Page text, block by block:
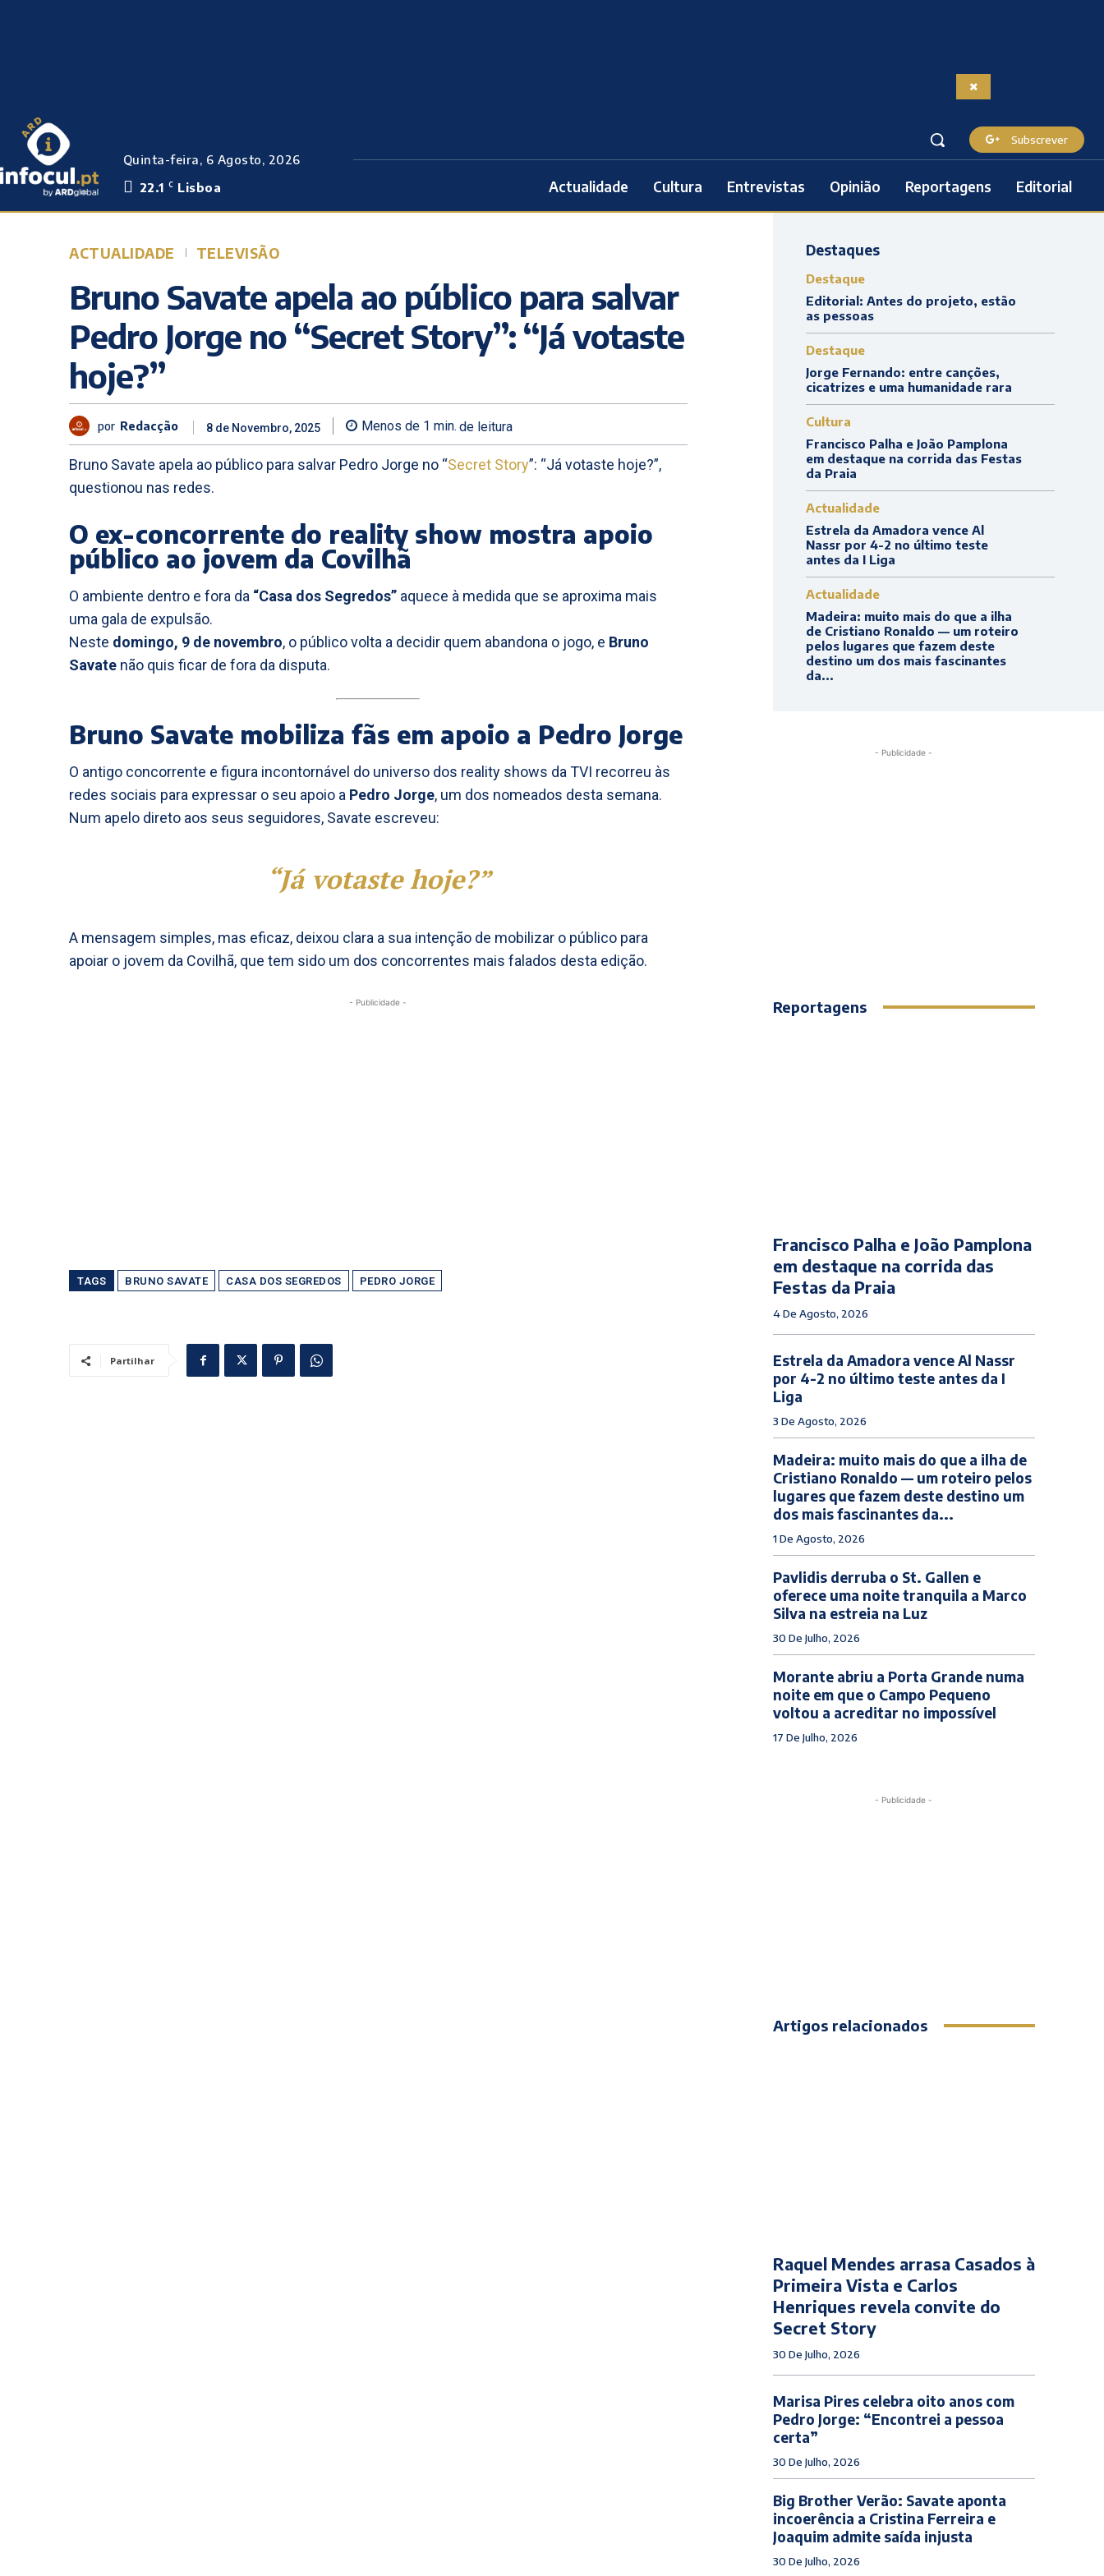
Quinta-feira, 6 Agosto, 2026
22.1 C Lisboa
Subscrever
Actualidade Cultura Entrevistas Opinião Reportagens Editorial
ACTUALIDADE TELEVISÃO
Bruno Savate apela ao público para salvar
Pedro Jorge no “Secret Story”: “Já votaste
hoje?”
por Redacção 8 de Novembro, 2025 Menos de 1 min. de leitura
Bruno Savate apela ao público para salvar Pedro Jorge no “Secret Story”: “Já votaste hoje?”,
questionou nas redes.
O ex-concorrente do reality show mostra apoio
público ao jovem da Covilhã
O ambiente dentro e fora da “Casa dos Segredos” aquece à medida que se aproxima mais
uma gala de expulsão.
Neste domingo, 9 de novembro, o público volta a decidir quem abandona o jogo, e Bruno
Savate não quis ficar de fora da disputa.
Bruno Savate mobiliza fãs em apoio a Pedro Jorge
O antigo concorrente e figura incontornável do universo dos reality shows da TVI recorreu às
redes sociais para expressar o seu apoio a Pedro Jorge, um dos nomeados desta semana.
Num apelo direto aos seus seguidores, Savate escreveu:
“Já votaste hoje?”
A mensagem simples, mas eficaz, deixou clara a sua intenção de mobilizar o público para
apoiar o jovem da Covilhã, que tem sido um dos concorrentes mais falados desta edição.
- Publicidade -
TAGS BRUNO SAVATE CASA DOS SEGREDOS PEDRO JORGE
Partilhar
Destaques
Destaque
Editorial: Antes do projeto, estão
as pessoas
Destaque
Jorge Fernando: entre canções,
cicatrizes e uma humanidade rara
Cultura
Francisco Palha e João Pamplona
em destaque na corrida das Festas
da Praia
Actualidade
Estrela da Amadora vence Al
Nassr por 4-2 no último teste
antes da I Liga
Actualidade
Madeira: muito mais do que a ilha
de Cristiano Ronaldo — um roteiro
pelos lugares que fazem deste
destino um dos mais fascinantes
da...
- Publicidade -
Reportagens
Francisco Palha e João Pamplona
em destaque na corrida das
Festas da Praia
4 De Agosto, 2026
Estrela da Amadora vence Al Nassr
por 4-2 no último teste antes da I
Liga
3 De Agosto, 2026
Madeira: muito mais do que a ilha de
Cristiano Ronaldo — um roteiro pelos
lugares que fazem deste destino um
dos mais fascinantes da...
1 De Agosto, 2026
Pavlidis derruba o St. Gallen e
oferece uma noite tranquila a Marco
Silva na estreia na Luz
30 De Julho, 2026
Morante abriu a Porta Grande numa
noite em que o Campo Pequeno
voltou a acreditar no impossível
17 De Julho, 2026
- Publicidade -
Artigos relacionados
Raquel Mendes arrasa Casados à
Primeira Vista e Carlos
Henriques revela convite do
Secret Story
30 De Julho, 2026
Marisa Pires celebra oito anos com
Pedro Jorge: “Encontrei a pessoa
certa”
30 De Julho, 2026
Big Brother Verão: Savate aponta
incoerência a Cristina Ferreira e
Joaquim admite saída injusta
30 De Julho, 2026